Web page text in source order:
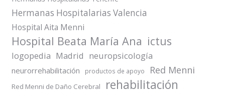
Hermanas Hospitalarias Valencia
Hospital Aita Menni
Hospital Beata María Ana ictus
logopedia Madrid neuropsicología
neurorrehabilitación productos de apoyo Red Menni
Red Menni de Daño Cerebral rehabilitación